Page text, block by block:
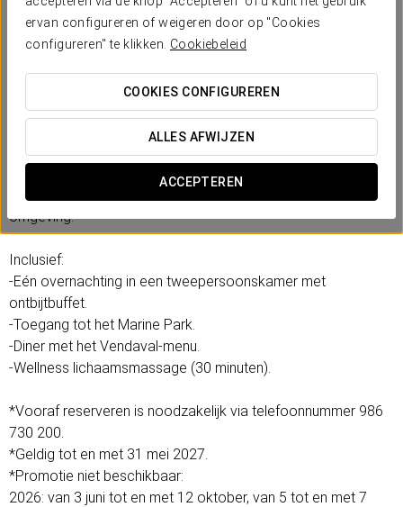
ervan configureren of weigeren door op "Cookies
configureren" te klikken. Cookiebeleid
COOKIES CONFIGUREREN
ALLES AFWIJZEN
ACCEPTEREN
306 €
La Toja Wellness Getaway
Dompel jezelf onder in een oase van rust en vernieuwing met
onze Wellness Escapade La Toja. Deze arrangement is
ontworpen om je een complete ervaring van ontspanning en
revitalisatie te bieden en is perfect voor wie wil ontsnappen
aan de dagelijkse stress en opnieuw verbinding wil maken
met zijn fysieke en mentale welzijn in een droomachtige
omgeving.
Inclusief:
-Eén overnachting in een tweepersoonskamer met
ontbijtbuffet.
-Toegang tot het Marine Park.
-Diner met het Vendaval-menu.
-Wellness lichaamsmassage (30 minuten).
*Vooraf reserveren is noodzakelijk via telefoonnummer 986
730 200.
*Geldig tot en met 31 mei 2027.
*Promotie niet beschikbaar:
2026: van 3 juni tot en met 12 oktober, van 5 tot en met 7